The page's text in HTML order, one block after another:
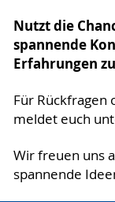
Nutzt die
spannende
Erfahrungen
Für Rückfragen
meldet euch
Wir freuen uns
spannende